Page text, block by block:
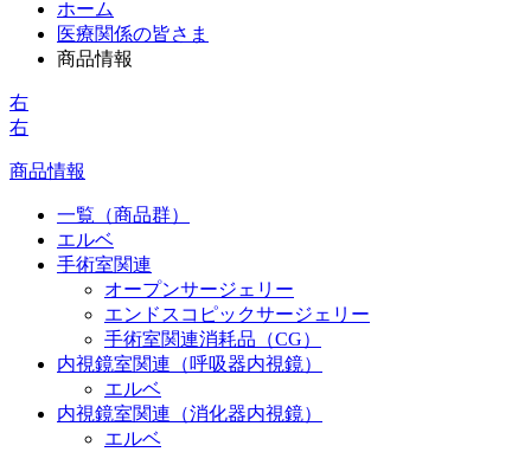
ホーム
医療関係の皆さま
商品情報
右
右
商品情報
一覧（商品群）
エルベ
手術室関連
オープンサージェリー
エンドスコピックサージェリー
手術室関連消耗品（CG）
内視鏡室関連（呼吸器内視鏡）
エルベ
内視鏡室関連（消化器内視鏡）
エルベ